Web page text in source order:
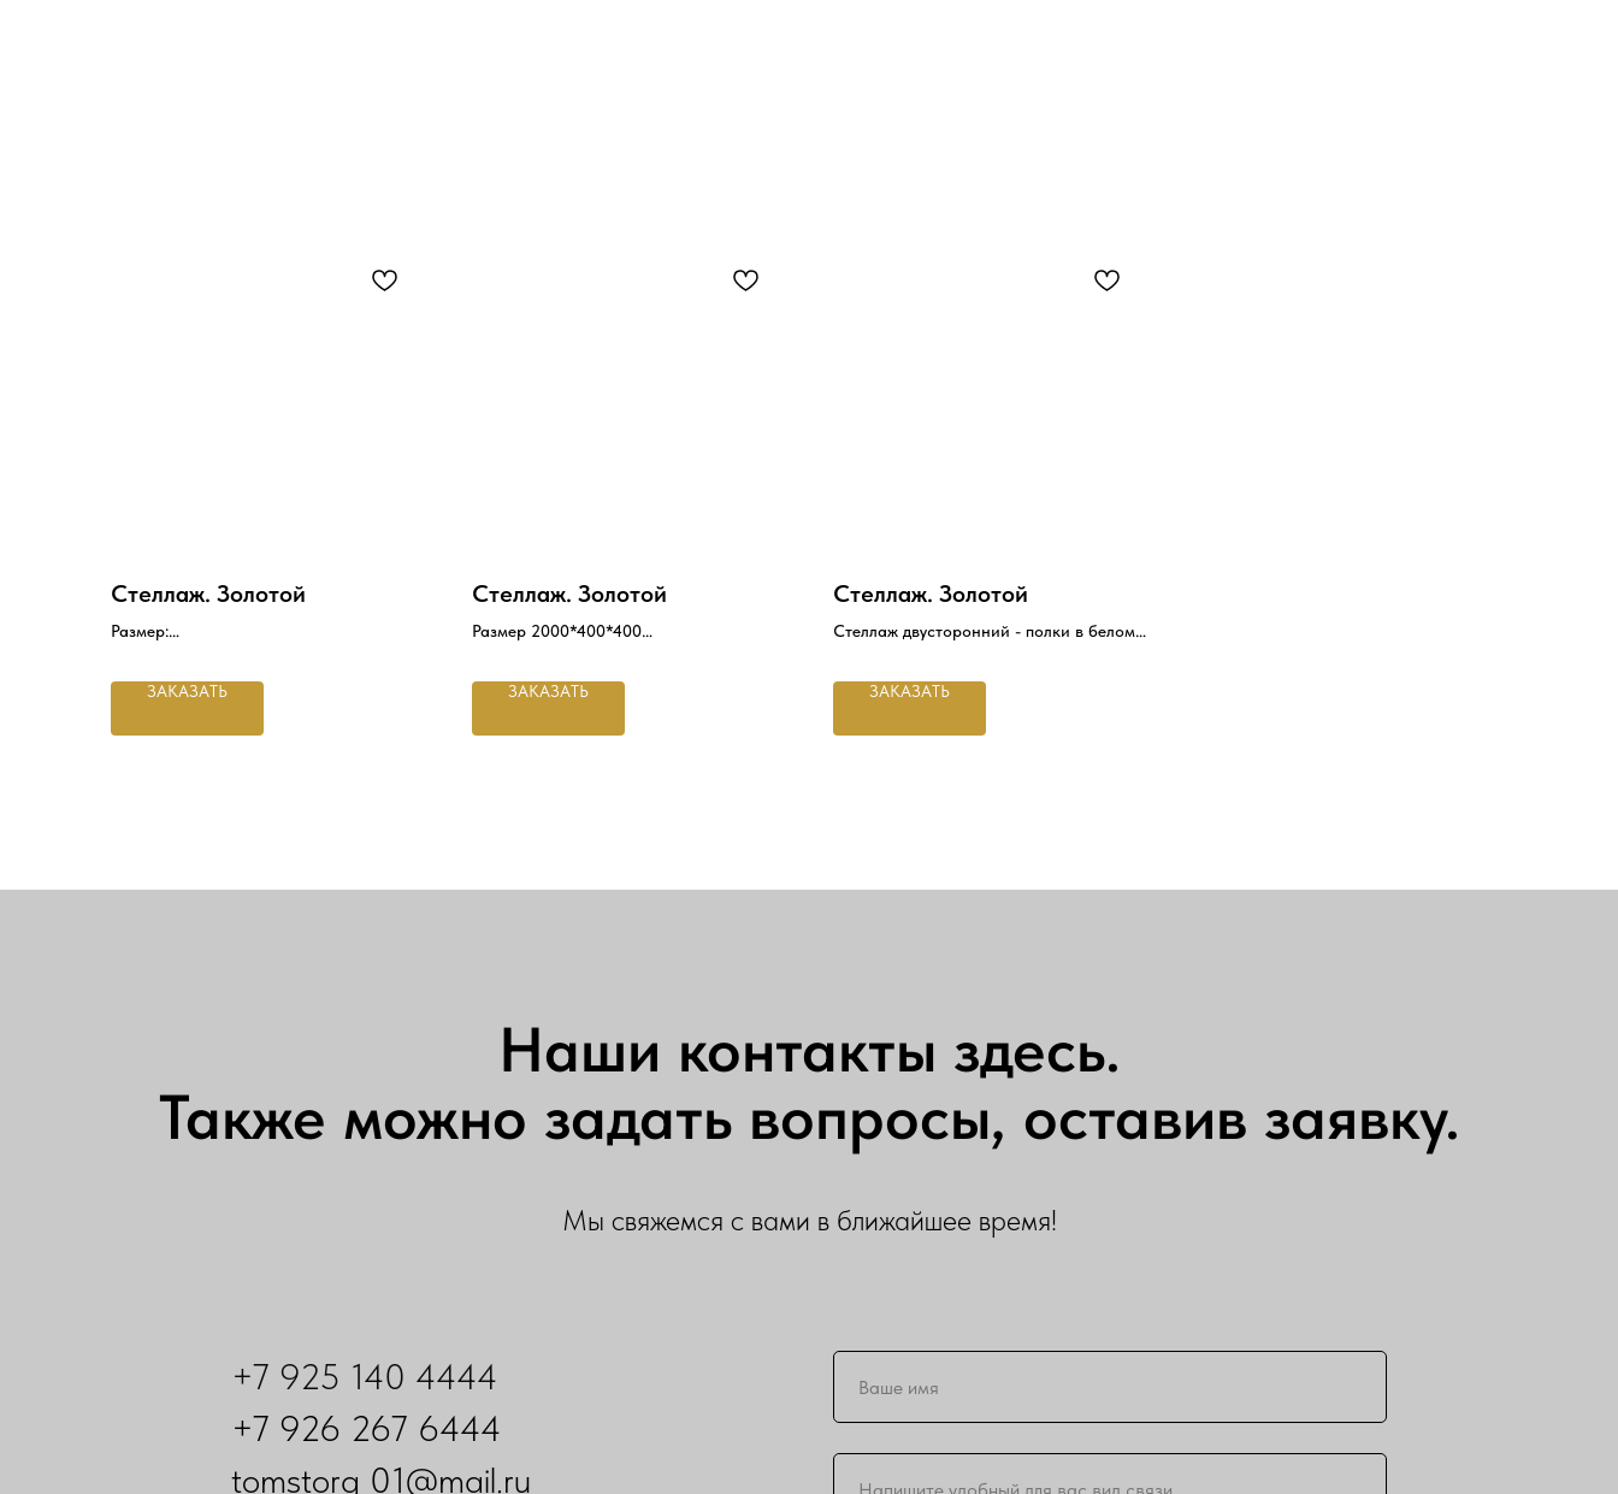
Стеллаж. Золотой
Размер:
золото полка
ЗАКАЗАТЬ
Стеллаж. Золотой
Размер 2000*400*400
двухсторонняя доска
ЗАКАЗАТЬ
Стеллаж. Золотой
Стеллаж двусторонний - полки в белом
стопках или аксессуаров
ЗАКАЗАТЬ
Наши контакты здесь.
Также можно задать вопросы, оставив заявку.
Мы свяжемся с вами в ближайшее время!
+7 925 140 4444
+7 926 267 6444
tomstorg_01@mail.ru